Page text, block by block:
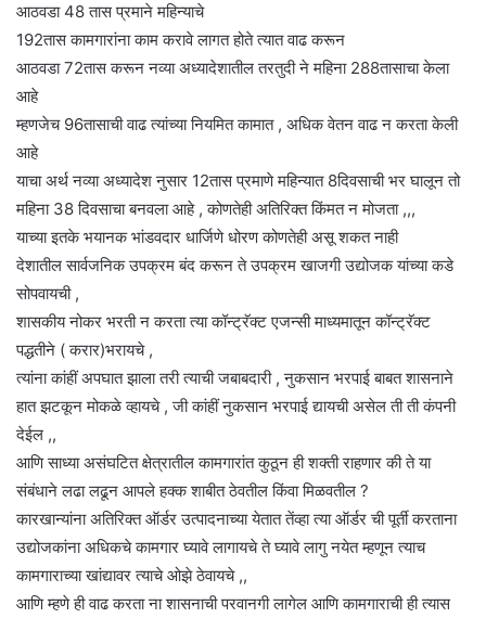
आठवडा 48 तास प्रमाने महिन्याचे
192तास कामगारांना काम करावे लागत होते त्यात वाढ करून
आठवडा 72तास करून नव्या अध्यादेशातील तरतुदी ने महिना 288तासाचा केला
आहे
म्हणजेच 96तासाची वाढ त्यांच्या नियमित कामात , अधिक वेतन वाढ न करता केली
आहे
याचा अर्थ नव्या अध्यादेश नुसार 12तास प्रमाणे महिन्यात 8दिवसाची भर घालून तो
महिना 38 दिवसाचा बनवला आहे , कोणतेही अतिरिक्त किंमत न मोजता ,,,
याच्या इतके भयानक भांडवदार धार्जिणे धोरण कोणतेही असू शकत नाही
देशातील सार्वजनिक उपक्रम बंद करून ते उपक्रम खाजगी उद्योजक यांच्या कडे
सोपवायची ,
शासकीय नोकर भरती न करता त्या कॉन्ट्रॅक्ट एजन्सी माध्यमातून कॉन्ट्रॅक्ट
पद्धतीने ( करार)भरायचे ,
त्यांना कांहीं अपघात झाला तरी त्याची जबाबदारी , नुकसान भरपाई बाबत शासनाने
हात झटकून मोकळे व्हायचे , जी कांहीं नुकसान भरपाई द्यायची असेल ती ती कंपनी
देईल ,,
आणि साध्या असंघटित क्षेत्रातील कामगारांत कुठून ही शक्ती राहणार की ते या
संबंधाने लढा लढून आपले हक्क शाबीत ठेवतील किंवा मिळवतील ?
कारखान्यांना अतिरिक्त ऑर्डर उत्पादनाच्या येतात तेंव्हा त्या ऑर्डर ची पूर्ती करताना
उद्योजकांना अधिकचे कामगार घ्यावे लागायचे ते घ्यावे लागु नयेत म्हणून त्याच
कामगाराच्या खांद्यावर त्याचे ओझे ठेवायचे ,,
आणि म्हणे ही वाढ करता ना शासनाची परवानगी लागेल आणि कामगाराची ही त्यास